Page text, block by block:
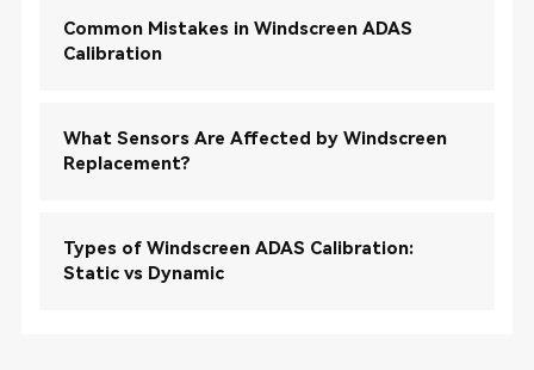
Common Mistakes in Windscreen ADAS
Calibration
What Sensors Are Affected by Windscreen
Replacement?
Types of Windscreen ADAS Calibration:
Static vs Dynamic